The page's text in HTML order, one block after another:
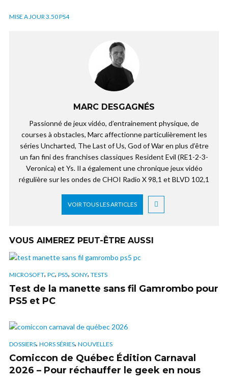
MISE A JOUR 3.50 PS4
MARC DESGAGNÉS
Passionné de jeux vidéo, d’entrainement physique, de
courses à obstacles, Marc affectionne particulièrement les
séries Uncharted, The Last of Us, God of War en plus d’être
un fan fini des franchises classiques Resident Evil (RE1-2-3-
Veronica) et Ys. Il a également une chronique jeux vidéo
régulière sur les ondes de CHOI Radio X 98,1 et BLVD 102,1
VOIR TOUS LES ARTICLES
VOUS AIMEREZ PEUT-ÊTRE AUSSI
MICROSOFT, PC, PS5, SONY, TESTS
Test de la manette sans fil Gamrombo pour
PS5 et PC
DOSSIERS, HORS SÉRIES, NOUVELLES
Comiccon de Québec Édition Carnaval
2026 – Pour réchauffer le geek en nous